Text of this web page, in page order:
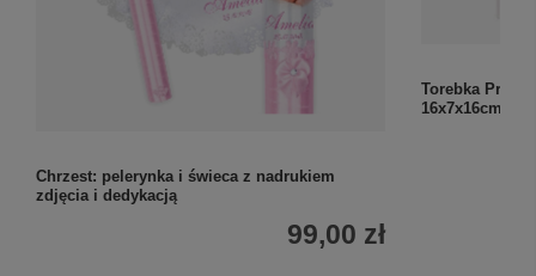
Chrzest: pelerynka i świeca z nadrukiem
zdjęcia i dedykacją
99,00 zł
Torebka
16x7x16cm